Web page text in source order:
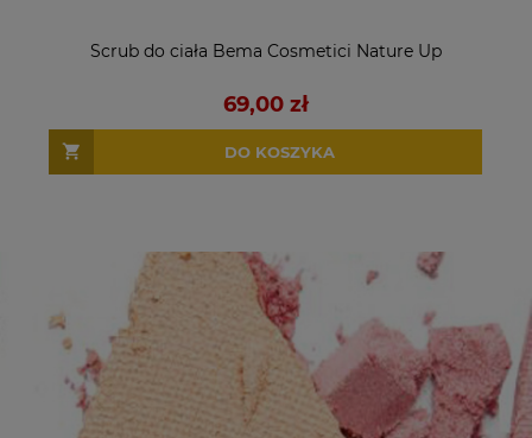
Scrub do ciała Bema Cosmetici Nature Up
69,00 zł
DO KOSZYKA